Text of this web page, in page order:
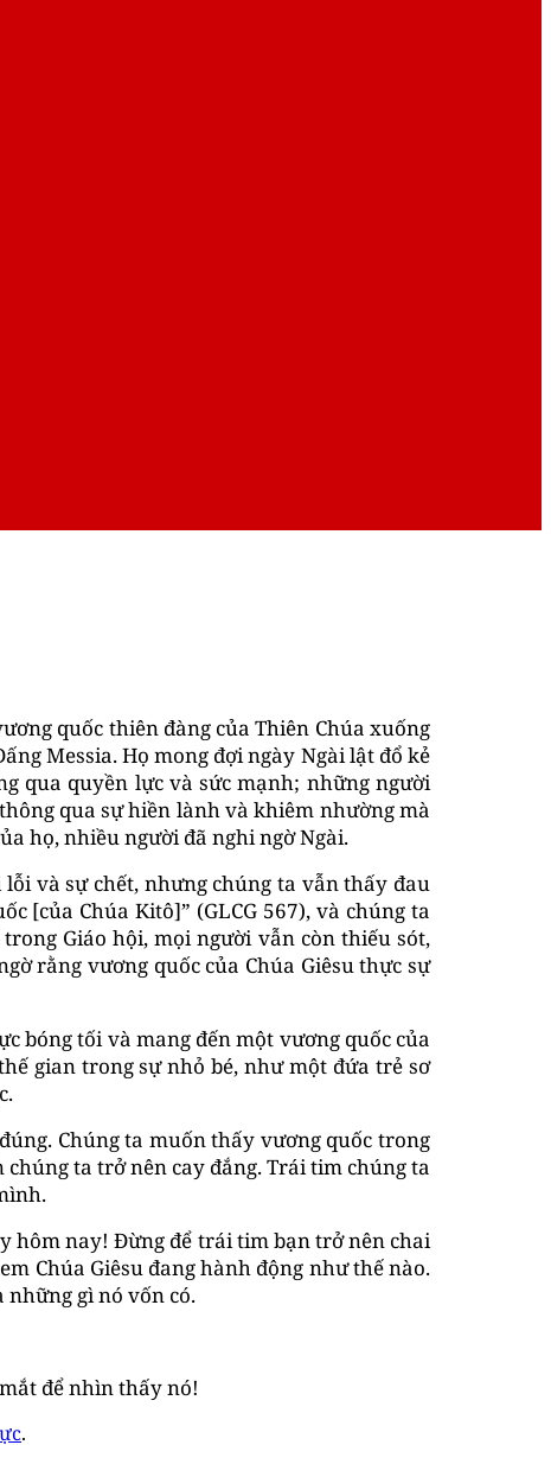
quốc thiên đàng của Thiên Chúa xuống
Messia. Họ mong đợi ngày Ngài lật đổ kẻ
qua quyền lực và sức mạnh; những người
qua sự hiền lành và khiêm nhường mà
họ, nhiều người đã nghi ngờ Ngài.
và sự chết, nhưng chúng ta vẫn thấy đau
[của Chúa Kitô]” (GLCG 567), và chúng ta
Giáo hội, mọi người vẫn còn thiếu sót,
rằng vương quốc của Chúa Giêsu thực sự
bóng tối và mang đến một vương quốc của
gian trong sự nhỏ bé, như một đứa trẻ sơ
Chúng ta muốn thấy vương quốc trong
ta trở nên cay đắng. Trái tim chúng ta
hôm nay! Đừng để trái tim bạn trở nên chai
Chúa Giêsu đang hành động như thế nào.
những gì nó vốn có.
để nhìn thấy nó!
.